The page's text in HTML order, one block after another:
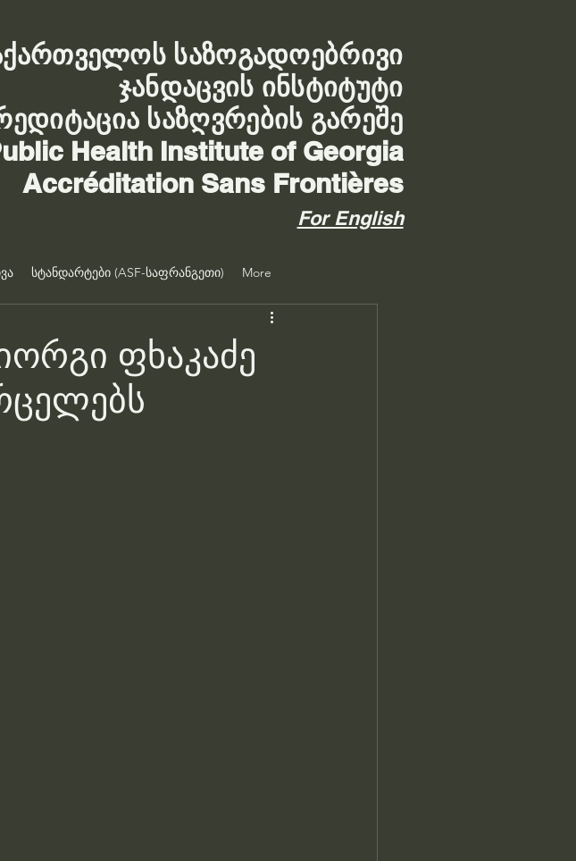
საზოგადოებრივი
ჯანდაცვის ინსტიტუტი
საზღვრების გარეშე
Health Institute of Georgia
Accréditation Sans Frontières
For English
სტანდარტები (ASF-საფრანგეთი) More
ფხაკაძე